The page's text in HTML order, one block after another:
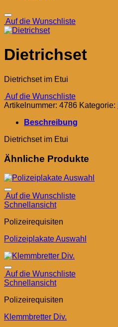
Auf die Wunschliste
Dietrichset
Dietrichset im Etui
Auf die Wunschliste
Artikelnummer: 4786 Kategorie:
Beschreibung
Dietrichset im Etui
Ähnliche Produkte
Auf die Wunschliste
Schnellansicht
Polizeirequisiten
Polizeiplakate Auswahl
Auf die Wunschliste
Schnellansicht
Polizeirequisiten
Klemmbretter Div.